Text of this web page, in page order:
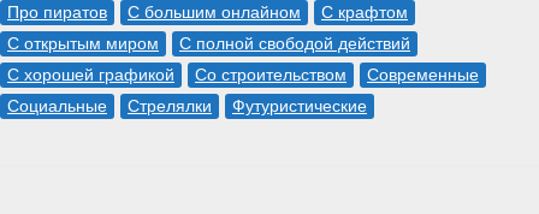
Про пиратов
С большим онлайном
С крафтом
С открытым миром
С полной свободой действий
С хорошей графикой
Со строительством
Современные
Социальные
Стрелялки Футуристические